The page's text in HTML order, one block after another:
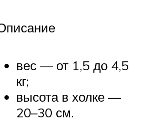
вес — от 1,5 до 4,5
кг;
высота в холке —
20–30 см.